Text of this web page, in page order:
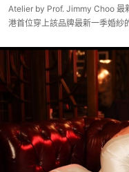
Atelier by Prof. Jimmy Choo 最
港首位穿上該品牌最新一季婚紗